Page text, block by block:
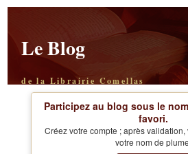
Le Blog
de la Librairie Comellas
Participez au blog sous le
favori.
Créez votre compte ; après
votre nom de